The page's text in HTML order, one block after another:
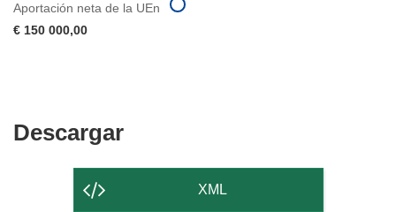
Aportación neta de la UEn
€ 150 000,00
DescargarDescargar
contenido
XML